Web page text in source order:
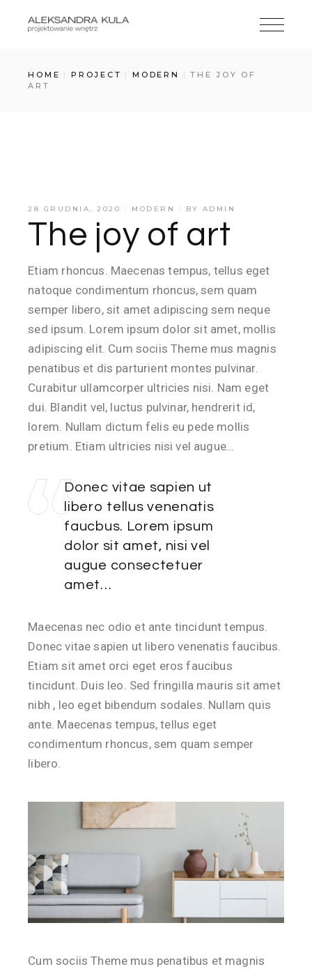
HOME PROJECT MODERN
THE JOY OF
ART
28 GRUDNIA, 2020 MODERN BY ADMIN
The joy of art
Etiam rhoncus. Maecenas tempus, tellus eget
natoque condimentum rhoncus, sem quam
semper libero, sit amet adipiscing sem neque
sed ipsum. Lorem ipsum dolor sit amet, mollis
adipiscing elit. Cum sociis Theme mus magnis
penatibus et dis parturient montes pulvinar.
Curabitur ullamcorper ultricies nisi. Nam eget
dui. Blandit vel, luctus pulvinar, hendrerit id,
lorem. Nullam dictum felis eu pede mollis
pretium. Etiam ultricies nisi vel augue…
Donec vitae sapien ut
libero tellus venenatis
faucbus. Lorem ipsum
dolor sit amet, nisi vel
augue consectetuer
amet…
Maecenas nec odio et ante tincidunt tempus.
Donec vitae sapien ut libero venenatis faucibus.
Etiam sit amet orci eget eros faucibus
tincidunt. Duis leo. Sed fringilla mauris sit amet
nibh , leo eget bibendum sodales. Nullam quis
ante. Maecenas tempus, tellus eget
condimentum rhoncus, sem quam semper
libero.
Cum sociis Theme mus penatibus et magnis